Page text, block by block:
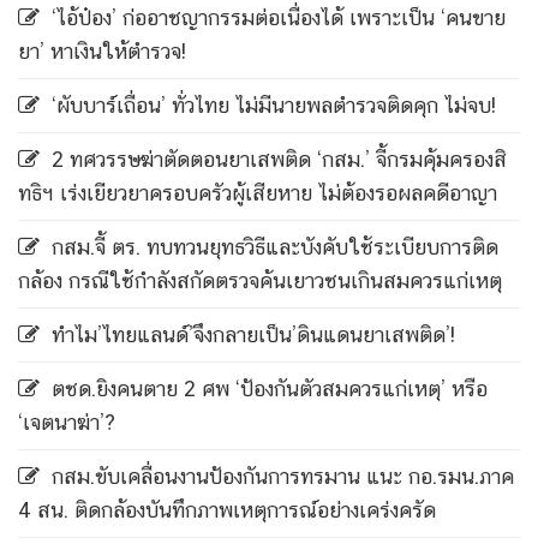
‘ไอ้ป๋อง’ ก่ออาชญากรรมต่อเนื่องได้ เพราะเป็น ‘คนขาย
ยา’ หาเงินให้ตำรวจ!
‘ผับบาร์เถื่อน’ ทั่วไทย ไม่มีนายพลตำรวจติดคุก ไม่จบ!
2 ทศวรรษฆ่าตัดตอนยาเสพติด ‘กสม.’ จี้กรมคุ้มครองสิ
ทธิฯ เร่งเยียวยาครอบครัวผู้เสียหาย ไม่ต้องรอผลคดีอาญา
กสม.จี้ ตร. ทบทวนยุทธวิธีและบังคับใช้ระเบียบการติด
กล้อง กรณีใช้กำลังสกัดตรวจค้นเยาวชนเกินสมควรแก่เหตุ
ทำไม’ไทยแลนด์’จึงกลายเป็น’ดินแดนยาเสพติด’!
ตชด.ยิงคนตาย 2 ศพ ‘ป้องกันตัวสมควรแก่เหตุ’ หรือ
‘เจตนาฆ่า’?
กสม.ขับเคลื่อนงานป้องกันการทรมาน แนะ กอ.รมน.ภาค
4 สน. ติดกล้องบันทึกภาพเหตุการณ์อย่างเคร่งครัด